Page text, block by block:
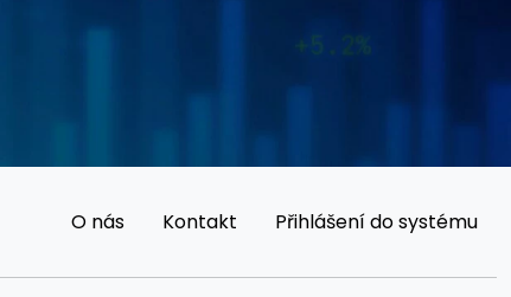
O nás Kontakt Přihlášení do systému